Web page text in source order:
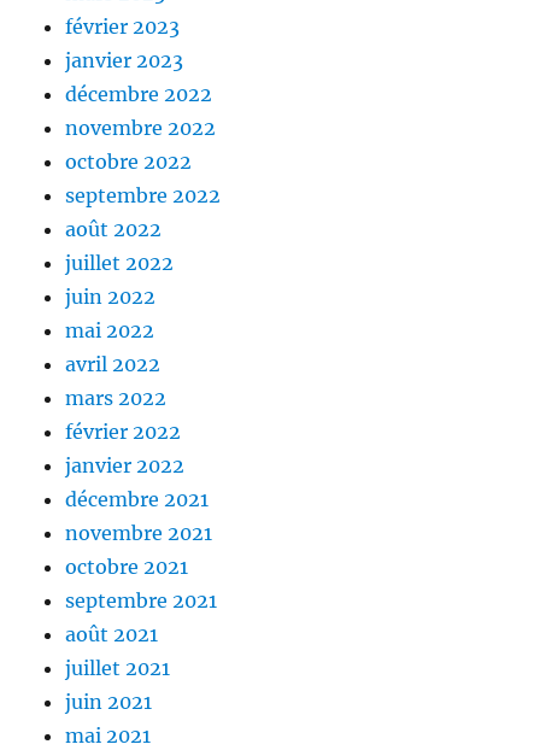
février 2023
janvier 2023
décembre 2022
novembre 2022
octobre 2022
septembre 2022
août 2022
juillet 2022
juin 2022
mai 2022
avril 2022
mars 2022
février 2022
janvier 2022
décembre 2021
novembre 2021
octobre 2021
septembre 2021
août 2021
juillet 2021
juin 2021
mai 2021